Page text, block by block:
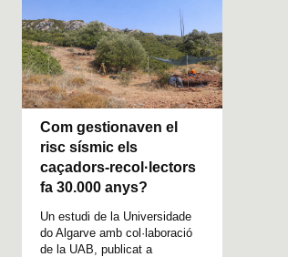
Com gestionaven el
risc sísmic els
caçadors-recol·lectors
fa 30.000 anys?
Un estudi de la Universidade
do Algarve amb col·laboració
de la UAB, publicat a